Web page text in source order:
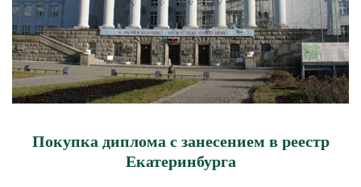
Покупка диплома с занесением в реестр
Екатеринбурга